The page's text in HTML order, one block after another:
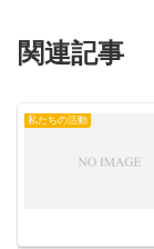
関連記事
私たちの活動